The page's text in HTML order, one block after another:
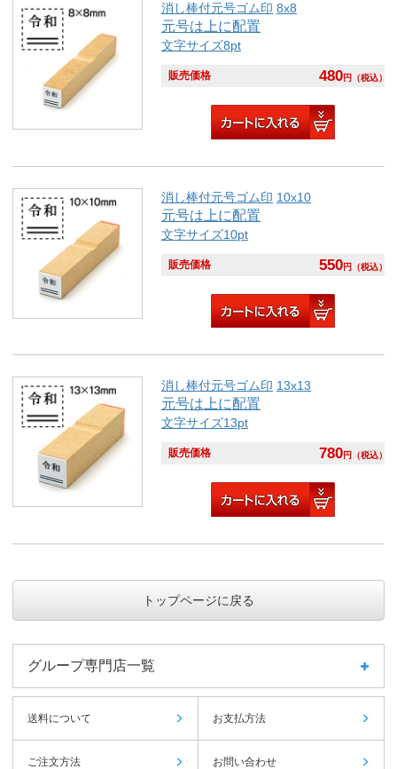
消し棒付元号ゴム印 8x8
元号は上に配置
文字サイズ8pt
販売価格 480円 （税込）
消し棒付元号ゴム印 10x10
元号は上に配置
文字サイズ10pt
販売価格 550円 （税込）
消し棒付元号ゴム印 13x13
元号は上に配置
文字サイズ13pt
販売価格 780円 （税込）
トップページに戻る
グループ専門店一覧
送料について お支払方法
ご注文方法 お問い合わせ